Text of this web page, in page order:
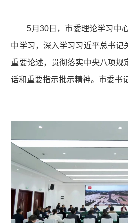
5月30日，市委理论学习中
中学习，深入学习习近平总书记
重要论述，贯彻落实中央八项规
话和重要指示批示精神。市委书